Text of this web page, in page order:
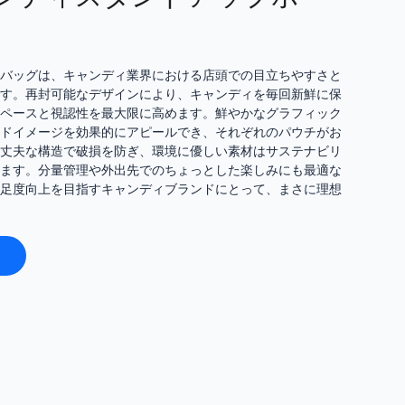
ッグは、キャンディ業界における店頭での目立ちやすさと
。再封可能なデザインにより、キャンディを毎回新鮮に保
ースと視認性を最大限に高めます。鮮やかなグラフィック
イメージを効果的にアピールでき、それぞれのパウチがお
夫な構造で破損を防ぎ、環境に優しい素材はサステナビリ
す。分量管理や外出先でのちょっとした楽しみにも最適な
度向上を目指すキャンディブランドにとって、まさに理想